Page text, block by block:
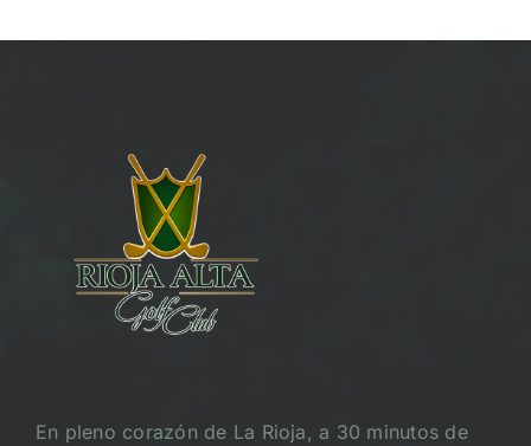
En pleno corazón de La Rioja, a 30 minutos de